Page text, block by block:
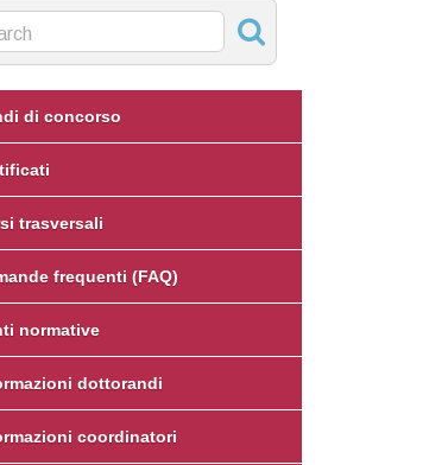
di concorso
trasversali
frequenti (FAQ)
normative
dottorandi
coordinatori